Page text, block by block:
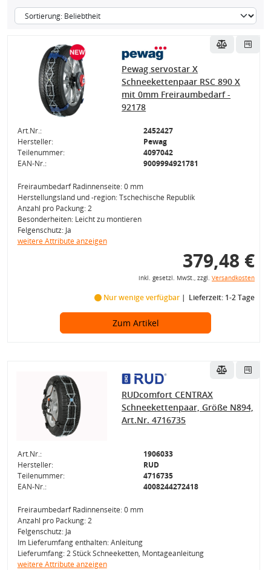
Pewag servostar X
Schneekettenpaar RSC 890 X
mit 0mm Freiraumbedarf -
92178
Art.Nr.:
2452427
Hersteller:
Pewag
Teilenummer:
4097042
EAN-Nr.:
9009994921781
Freiraumbedarf Radinnenseite: 0 mm
Herstellungsland und -region: Tschechische Republik
Anzahl pro Packung: 2
Besonderheiten: Leicht zu montieren
Felgenschutz: Ja
weitere Attribute anzeigen
379,48 €
inkl. gesetzl. MwSt., zzgl. Versandkosten
Nur wenige verfügbar Lieferzeit: 1-2 Tage
Zum Artikel
RUDcomfort CENTRAX
Schneekettenpaar, Größe N894,
Art.Nr. 4716735
Art.Nr.:
1906033
Hersteller:
RUD
Teilenummer:
4716735
EAN-Nr.:
4008244272418
Freiraumbedarf Radinnenseite: 0 mm
Anzahl pro Packung: 2
Felgenschutz: Ja
Im Lieferumfang enthalten: Anleitung
Lieferumfang: 2 Stück Schneeketten, Montageanleitung
weitere Attribute anzeigen